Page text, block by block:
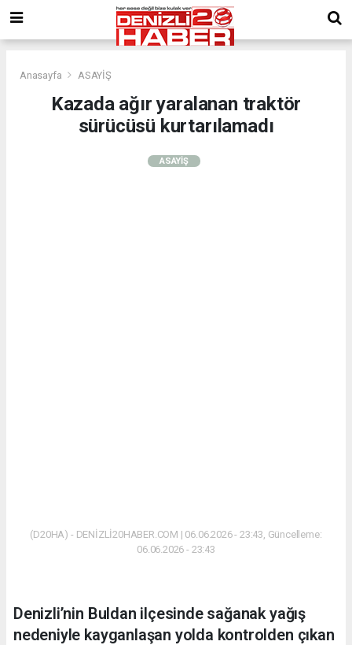
Anasayfa ASAYİŞ
Kazada ağır yaralanan traktör
sürücüsü kurtarılamadı
ASAYİŞ
(D20HA) - DENİZLİ20HABER.COM | 06.06.2026 - 23:43, Güncelleme:
06.06.2026 - 23:43
Denizli’nin Buldan ilçesinde sağanak yağış
nedeniyle kayganlaşan yolda kontrolden çıkan